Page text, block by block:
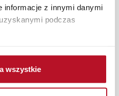
informacje z innymi danymi
podczas
wszystkie
oferujemy pomoc w
z wykorzystaniem
Państwa
Każde zamówienie
W przypadku